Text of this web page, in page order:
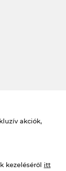
akciók,
kezeléséről itt